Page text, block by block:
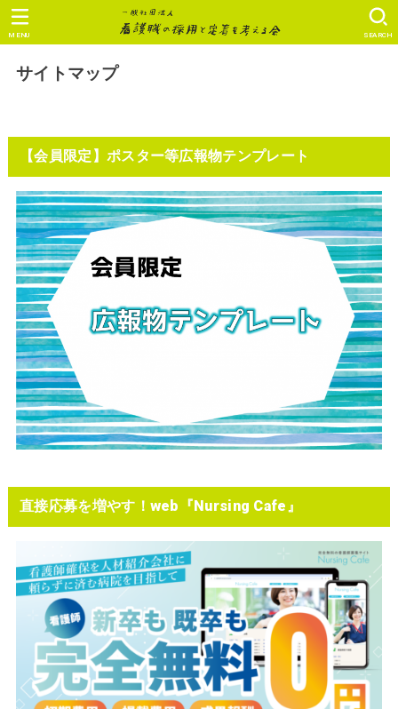
SEARCH
MENU
サイトマップ
【会員限定】ポスター等広報物テンプレート
直接応募を増やす！web『Nursing Cafe』